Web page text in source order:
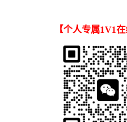
【个人专属1V1